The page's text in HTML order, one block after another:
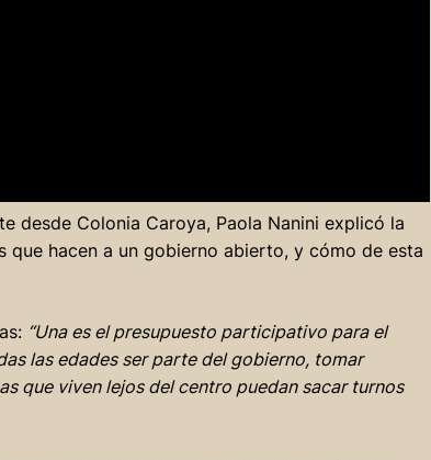
desde Colonia Caroya, Paola Nanini explicó la
hacen a un gobierno abierto, y cómo de esta
“Una es el presupuesto participativo para el
las edades ser parte del gobierno, tomar
que viven lejos del centro puedan sacar turnos